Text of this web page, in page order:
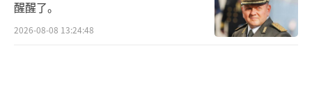
醒醒了。
2026-08-08 13:24:48